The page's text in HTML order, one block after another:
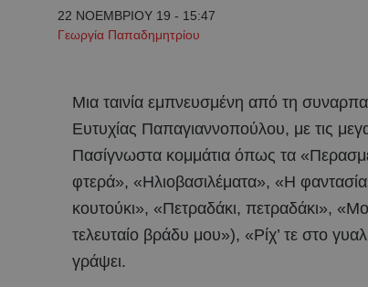
22 ΝΟΕΜΒΡΙΟΥ 19 - 15:47
Γεωργία Παπαδημητρίου
Μια ταινία εμπνευσμένη από τη
Ευτυχίας Παπαγιαννοπούλου, με τις
Πασίγνωστα κομμάτια όπως τα
φτερά», «Ηλιοβασιλέματα», «Η
κουτούκι», «Πετραδάκι, πετραδάκι»,
τελευταίο βράδυ μου»), «Ρίχ’ τε στο
γράψει.